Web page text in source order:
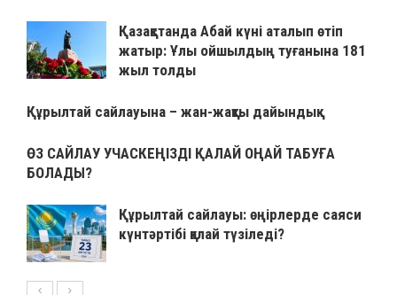
Қазақстанда Абай күні аталып өтіп
жатыр: Ұлы ойшылдың туғанына 181
жыл толды
Құрылтай сайлауына – жан-жақты дайындық
ӨЗ САЙЛАУ УЧАСКЕҢІЗДІ ҚАЛАЙ ОҢАЙ ТАБУҒА
БОЛАДЫ?
Құрылтай сайлауы: өңірлерде саяси
күнтәртібі қалай түзіледі?